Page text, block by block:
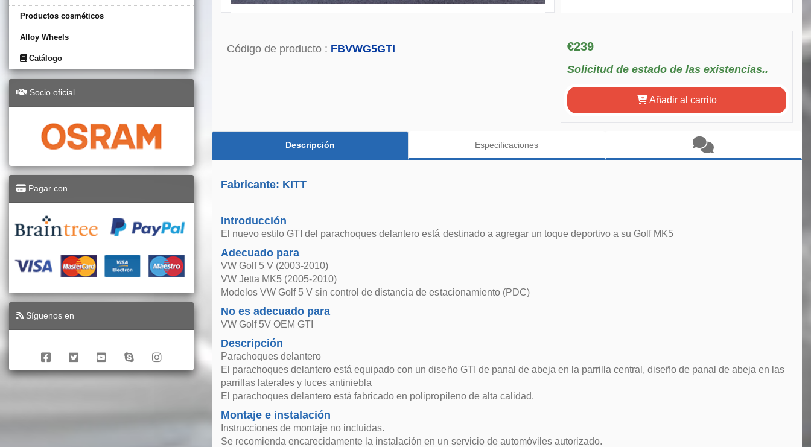
Productos cosméticos
Alloy Wheels
Catálogo
Socio oficial
Pagar con
Síguenos en
Código de producto : FBVWG5GTI €239
Solicitud de estado de las existencias..
Añadir al carrito
Descripción Especificaciones
Fabricante: KITT
Introducción
El nuevo estilo GTI del parachoques delantero está destinado a agregar un toque deportivo a su Golf MK5
Adecuado para
VW Golf 5 V (2003-2010)
VW Jetta MK5 (2005-2010)
Modelos VW Golf 5 V sin control de distancia de estacionamiento (PDC)
No es adecuado para
VW Golf 5V OEM GTI
Descripción
Parachoques delantero
El parachoques delantero está equipado con un diseño GTI de panal de abeja en la parrilla central, diseño de panal de abeja en las
parrillas laterales y luces antiniebla
El parachoques delantero está fabricado en polipropileno de alta calidad.
Montaje e instalación
Instrucciones de montaje no incluidas.
Se recomienda encarecidamente la instalación en un servicio de automóviles autorizado.